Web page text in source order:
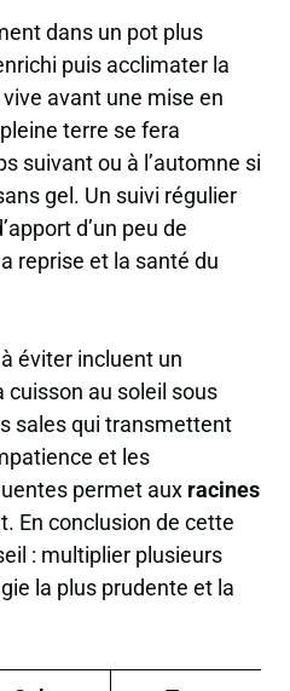
dans un pot plus
puis acclimater la
avant une mise en
terre se fera
suivant ou à l’automne si
gel. Un suivi régulier
d’un peu de
reprise et la santé du
éviter incluent un
au soleil sous
sales qui transmettent
et les
permet aux racines
En conclusion de cette
: multiplier plusieurs
la plus prudente et la